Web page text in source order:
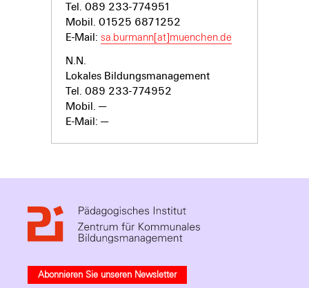
Tel. 089 233-774951
Mobil. 01525 6871252
E-Mail: sa.burmann[at]muenchen.de
N.N.
Lokales Bildungsmanagement
Tel. 089 233-774952
Mobil. —
E-Mail: —
Abonnieren Sie unseren Newsletter